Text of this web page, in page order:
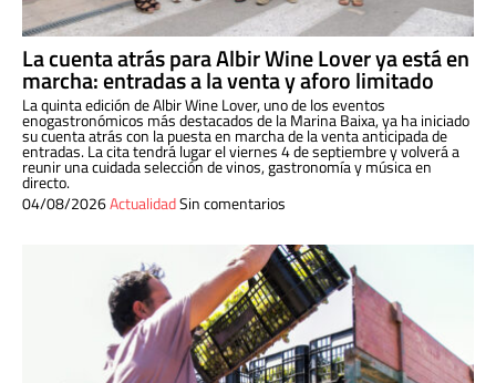
La cuenta atrás para Albir Wine Lover ya está en
marcha: entradas a la venta y aforo limitado
La quinta edición de Albir Wine Lover, uno de los eventos
enogastronómicos más destacados de la Marina Baixa, ya ha iniciado
su cuenta atrás con la puesta en marcha de la venta anticipada de
entradas. La cita tendrá lugar el viernes 4 de septiembre y volverá a
reunir una cuidada selección de vinos, gastronomía y música en
directo.
04/08/2026ActualidadSin comentarios